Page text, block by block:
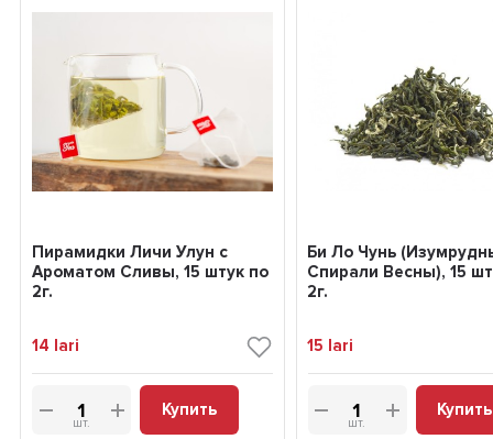
Пирамидки Личи Улун с
Ароматом Сливы, 15 штук по
2г.
14 lari
шт.
Купить
Би Ло Чунь
Спирали Весны), 15
2г.
15 lari
шт.
Купить